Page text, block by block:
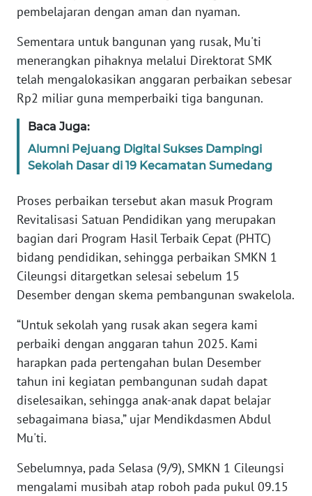
pembelajaran dengan aman dan nyaman.
Sementara untuk bangunan yang rusak, Mu'ti
menerangkan pihaknya melalui Direktorat SMK
telah mengalokasikan anggaran perbaikan sebesar
Rp2 miliar guna memperbaiki tiga bangunan.
Baca Juga:
Alumni Pejuang Digital Sukses Dampingi
Sekolah Dasar di 19 Kecamatan Sumedang
Proses perbaikan tersebut akan masuk Program
Revitalisasi Satuan Pendidikan yang merupakan
bagian dari Program Hasil Terbaik Cepat (PHTC)
bidang pendidikan, sehingga perbaikan SMKN 1
Cileungsi ditargetkan selesai sebelum 15
Desember dengan skema pembangunan swakelola.
“Untuk sekolah yang rusak akan segera kami
perbaiki dengan anggaran tahun 2025. Kami
harapkan pada pertengahan bulan Desember
tahun ini kegiatan pembangunan sudah dapat
diselesaikan, sehingga anak-anak dapat belajar
sebagaimana biasa,” ujar Mendikdasmen Abdul
Mu'ti.
Sebelumnya, pada Selasa (9/9), SMKN 1 Cileungsi
mengalami musibah atap roboh pada pukul 09.15
JAKARTA
WN
JABAR
WN
BANTEN
NTT
WN
KEPRI
PAPUA
WN
PAPUA
BARAT
WN
RIAU
SERAMBI